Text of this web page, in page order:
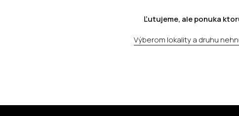
Ľutujeme, ale ponuka
Výberom lokality a druhu